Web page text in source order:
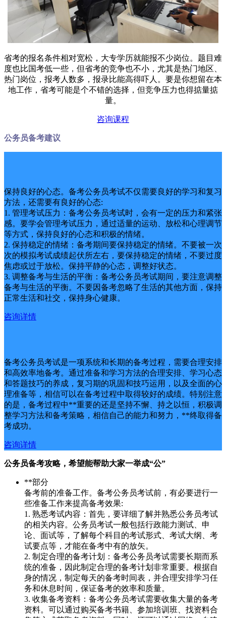
省考的报名条件相对宽松，大专学历就能报不少岗位。题目难
度也比国考低一些，但省考的竞争也不小，尤其是热门地区、
热门岗位，报考人数多，报录比能高得吓人。要是你想留在本
地工作，省考可能是个不错的选择，但竞争压力也得掂量掂
量。
咨询课程
公务员备考建议
保持良好的心态。备考公务员考试不仅需要良好的学习和复习
方法，还需要有良好的心态:
1. 管理考试压力：备考公务员考试时，会有一定的压力和紧张
感。要学会管理考试压力，通过适量的运动、放松和心理调节
等方式，保持良好的心态和积极的情绪。
2. 保持稳定的情绪：备考期间要保持稳定的情绪。不要被一次
次的模拟考试成绩起伏所左右，要保持稳定的情绪，不要过度
焦虑或过于放松。保持平静的心态，调整好状态。
3. 调整备考与生活的平衡：备考公务员考试期间，要注意调整
备考与生活的平衡。不要因备考忽略了生活的其他方面，保持
正常生活和社交，保持身心健康。
咨询详情
备考公务员考试是一项系统和长期的备考过程，需要合理安排
和高效率地备考。通过准备和学习方法的合理安排、学习心态
和答题技巧的养成，复习期的巩固和技巧运用，以及全面的心
理准备等，相信可以在备考过程中取得较好的成绩。特别注意
的是，备考过程中**重要的还是坚持不懈、持之以恒，积极调
整学习方法和备考策略，相信自己的能力和努力，**终取得备
考成功。
咨询详情
公务员备考攻略，希望能帮助大家一举成“公”
**部分
备考前的准备工作。备考公务员考试前，有必要进行一
些准备工作来提高备考效果:
1. 熟悉考试内容：首先，要详细了解并熟悉公务员考试
的相关内容。公务员考试一般包括行政能力测试、申
论、面试等，了解每个科目的考试形式、考试大纲、考
试要点等，才能在备考中有的放矢。
2. 制定合理的备考计划：备考公务员考试需要长期而系
统的准备，因此制定合理的备考计划非常重要。根据自
身的情况，制定每天的备考时间表，并合理安排学习任
务和休息时间，保证备考的效率和质量。
3. 收集备考资料：备考公务员考试需要收集大量的备考
资料。可以通过购买备考书籍、参加培训班、找资料合